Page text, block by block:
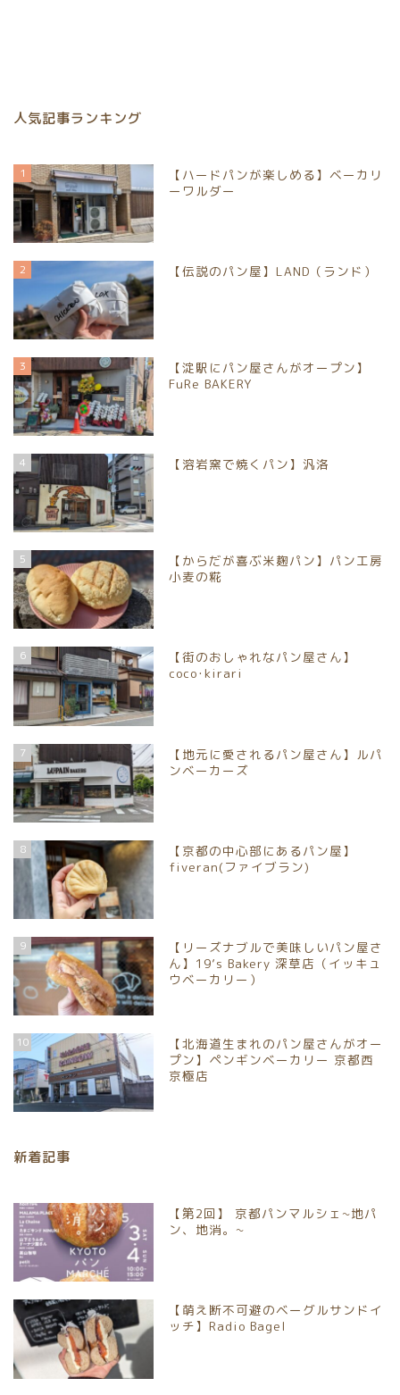
人気記事ランキング
1
【ハードパンが楽しめる】ベーカリ
ーワルダー
2 【伝説のパン屋】LAND（ランド）
3
【淀駅にパン屋さんがオープン】
FuRe BAKERY
4 【溶岩窯で焼くパン】汎洛
5
【からだが喜ぶ米麹パン】パン工房
小麦の糀
6
【街のおしゃれなパン屋さん】
coco･kirari
7
【地元に愛されるパン屋さん】ルパ
ンベーカーズ
8
【京都の中心部にあるパン屋】
fiveran(ファイブラン)
9
【リーズナブルで美味しいパン屋さ
ん】19’s Bakery 深草店（イッキュ
ウベーカリー）
10
【北海道生まれのパン屋さんがオー
プン】ペンギンベーカリー 京都西
京極店
新着記事
【第2回】 京都パンマルシェ~地パ
ン、地消。~
【萌え断不可避のベーグルサンドイ
ッチ】Radio Bagel
パンイベント情報
京都市北区
京都市中京区